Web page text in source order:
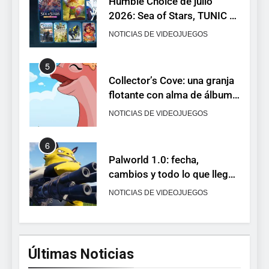
2026: Sea of Stars, TUNIC y
Neon White en el mismo
NOTICIAS DE VIDEOJUEGOS
5
Collector’s Cove: una granja
flotante con alma de álbum
de cromos
NOTICIAS DE VIDEOJUEGOS
6
Palworld 1.0: fecha,
cambios y todo lo que llega
con el lanzamiento
NOTICIAS DE VIDEOJUEGOS
7
Mistbound: Guild Wars
tendrá su primer CCG digital
Últimas Noticias